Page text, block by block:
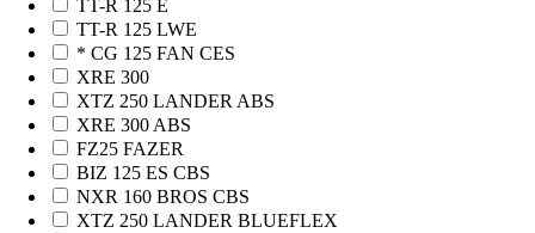
TT-R 125 E
TT-R 125 LWE
* CG 125 FAN CES
XRE 300
XTZ 250 LANDER ABS
XRE 300 ABS
FZ25 FAZER
BIZ 125 ES CBS
NXR 160 BROS CBS
XTZ 250 LANDER BLUEFLEX